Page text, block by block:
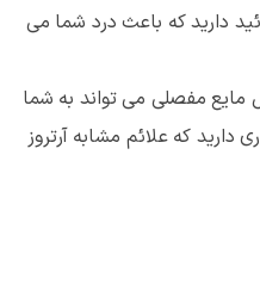
دارید که باعث درد شما می
مایع مفصلی می تواند به شما
که علائم مشابه آرتروز